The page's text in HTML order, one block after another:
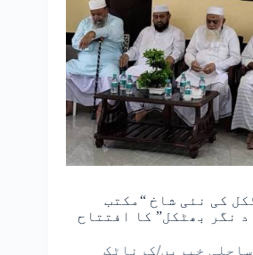
کی نئی شاخ “مکتب
نگر بھٹکل” کا افتتاح
ساحلی خبریں/کرناٹک